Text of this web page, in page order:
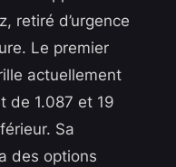
retiré d’urgence
Le premier
actuellement
de 1.087 et 19
Sa
des options